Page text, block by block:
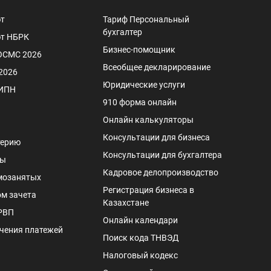
НБРК
2026
зачета
платежей
Тариф Персональный
бухгалтер
Бизнес-помощник
Всеобщее декларирование
Юридические услуги
910 форма онлайн
Онлайн калькуляторы
Консультации для бизнеса
Консультации для бухгалтера
Кадровое делопроизводство
Регистрация бизнеса в
Казахстане
Онлайн календари
Поиск кода ТНВЭД
Налоговый кодекс